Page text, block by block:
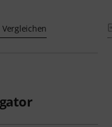
Vergleichen